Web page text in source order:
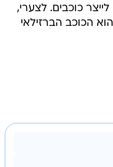
כוכבים. לצערי,
הכוכב הברזילאי